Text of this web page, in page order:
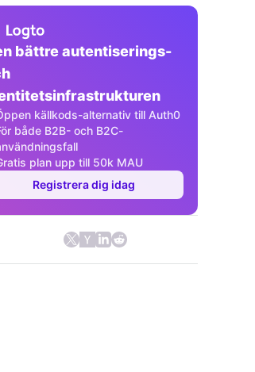
bättre autentiserings-
källkods-alternativ till Auth0
både B2B- och B2C-
plan upp till 50k MAU
Registrera dig idag